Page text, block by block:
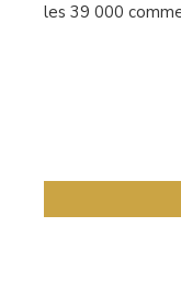
les 39 000